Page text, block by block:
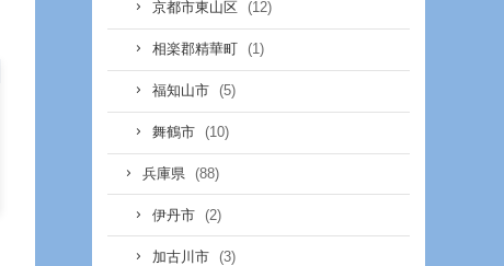
京都市東山区 (12)
相楽郡精華町 (1)
福知山市 (5)
舞鶴市 (10)
兵庫県 (88)
伊丹市 (2)
加古川市 (3)